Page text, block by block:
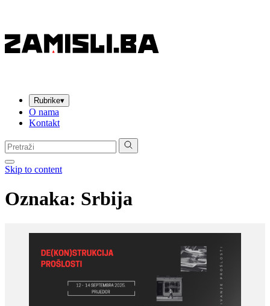
Rubrike▾
O nama
Kontakt
Pretraga:
Skip to content
Oznaka: Srbija